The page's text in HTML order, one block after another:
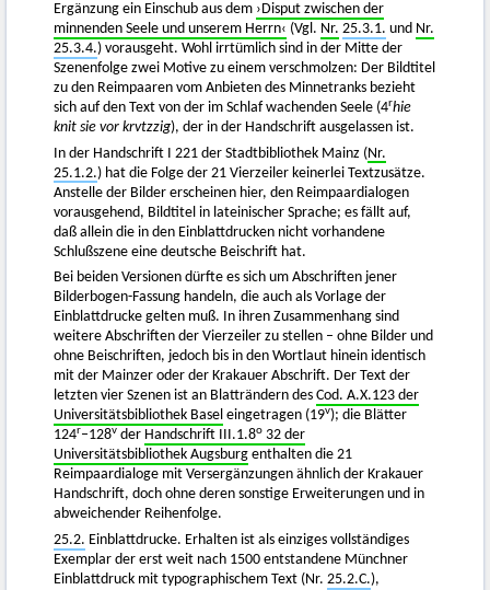
Ergänzung ein Einschub aus dem ›Disput zwischen der
minnenden Seele und unserem Herrn‹ (Vgl. Nr. 25.3.1. und Nr.
25.3.4.) vorausgeht. Wohl irrtümlich sind in der Mitte der
Szenenfolge zwei Motive zu einem verschmolzen: Der Bildtitel
zu den Reimpaaren vom Anbieten des Minnetranks bezieht
sich auf den Text von der im Schlaf wachenden Seele (4rhie
knit sie vor krvtzzig), der in der Handschrift ausgelassen ist.
In der Handschrift I 221 der Stadtbibliothek Mainz ( Nr.
25.1.2.) hat die Folge der 21 Vierzeiler keinerlei Textzusätze.
Anstelle der Bilder erscheinen hier, den Reimpaardialogen
vorausgehend, Bildtitel in lateinischer Sprache; es fällt auf,
daß allein die in den Einblattdrucken nicht vorhandene
Schlußszene eine deutsche Beischrift hat.
Bei beiden Versionen dürfte es sich um Abschriften jener
Bilderbogen-Fassung handeln, die auch als Vorlage der
Einblattdrucke gelten muß. In ihren Zusammenhang sind
weitere Abschriften der Vierzeiler zu stellen – ohne Bilder und
ohne Beischriften, jedoch bis in den Wortlaut hinein identisch
mit der Mainzer oder der Krakauer Abschrift. Der Text der
letzten vier Szenen ist an Blatträndern desCod. A.X.123 der
Universitätsbibliothek Basel eingetragen (19v); die Blätter
124r–128v der Handschrift III.1.8o 32 der
Universitätsbibliothek Augsburg enthalten die 21
Reimpaardialoge mit Versergänzungen ähnlich der Krakauer
Handschrift, doch ohne deren sonstige Erweiterungen und in
abweichender Reihenfolge.
25.2. Einblattdrucke. Erhalten ist als einziges vollständiges
Exemplar der erst weit nach 1500 entstandene Münchner
Einblattdruck mit typographischem Text (Nr.25.2.C.),